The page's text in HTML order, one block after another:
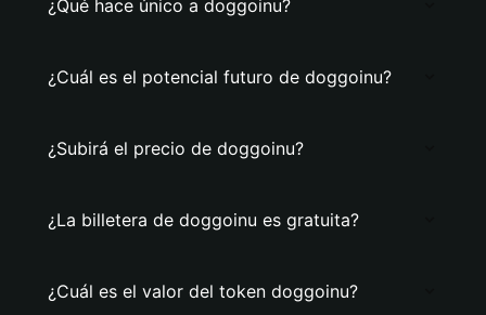
¿Qué hace único a doggoinu?
¿Cuál es el potencial futuro de doggoinu?
¿Subirá el precio de doggoinu?
¿La billetera de doggoinu es gratuita?
¿Cuál es el valor del token doggoinu?